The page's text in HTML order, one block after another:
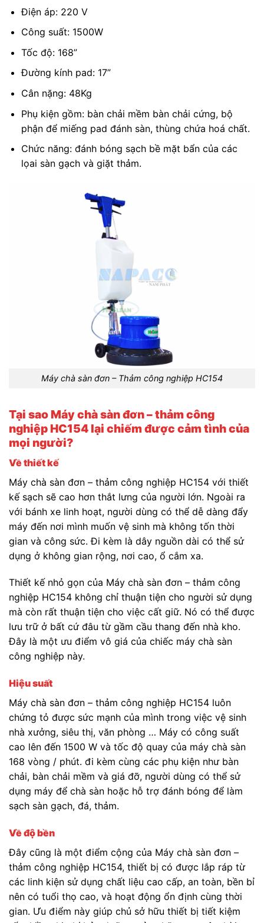
Điện áp: 220 V
Công suất: 1500W
Tốc độ: 168”
Đường kính pad: 17”
Cân nặng: 48Kg
Phụ kiện gồm: bàn chải mềm bàn chải cứng, bộ
phận để miếng pad đánh sàn, thùng chứa hoá chất.
Chức năng: đánh bóng sạch bề mặt bẩn của các
lọai sàn gạch và giặt thảm.
Máy chà sàn đơn – Thảm công nghiệp HC154
Tại sao Máy chà sàn đơn – thảm công
nghiệp HC154 lại chiếm được cảm tình của
mọi người?
Về thiết kế
Máy chà sàn đơn – thảm công nghiệp HC154 với thiết
kế sạch sẽ cao hơn thắt lưng của người lớn. Ngoài ra
với bánh xe linh hoạt, người dùng có thể dễ dàng đẩy
máy đến nơi mình muốn vệ sinh mà không tốn thời
gian và công sức. Đi kèm là dây nguồn dài có thể sử
dụng ở không gian rộng, nơi cao, ổ cắm xa.
Thiết kế nhỏ gọn của Máy chà sàn đơn – thảm công
nghiệp HC154 không chỉ thuận tiện cho người sử dụng
mà còn rất thuận tiện cho việc cất giữ. Nó có thể được
lưu trữ ở bất cứ đâu từ gầm cầu thang đến nhà kho.
Đây là một ưu điểm vô giá của chiếc máy chà sàn
công nghiệp này.
Hiệu suất
Máy chà sàn đơn – thảm công nghiệp HC154 luôn
chứng tỏ được sức mạnh của mình trong việc vệ sinh
nhà xưởng, siêu thị, văn phòng … Máy có công suất
cao lên đến 1500 W và tốc độ quay của máy chà sàn
168 vòng / phút. đi kèm cùng các phụ kiện như bàn
chải, bàn chải mềm và giá đỡ, người dùng có thể sử
dụng máy để chà sàn hoặc hỗ trợ đánh bóng để làm
sạch sàn gạch, đá, thảm.
Về độ bền
Đây cũng là một điểm cộng của Máy chà sàn đơn –
thảm công nghiệp HC154, thiết bị có được lắp ráp từ
các linh kiện sử dụng chất liệu cao cấp, an toàn, bền bỉ
nên có tuổi thọ cao, và hoạt động ổn định cùng thời
gian. Ưu điểm này giúp chủ sở hữu thiết bị tiết kiệm